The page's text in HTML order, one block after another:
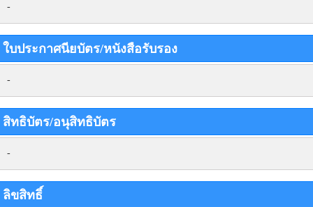
-
ใบประกาศนียบัตร/หนังสือรับรอง
-
สิทธิบัตร/อนุสิทธิบัตร
-
ลิขสิทธิ์